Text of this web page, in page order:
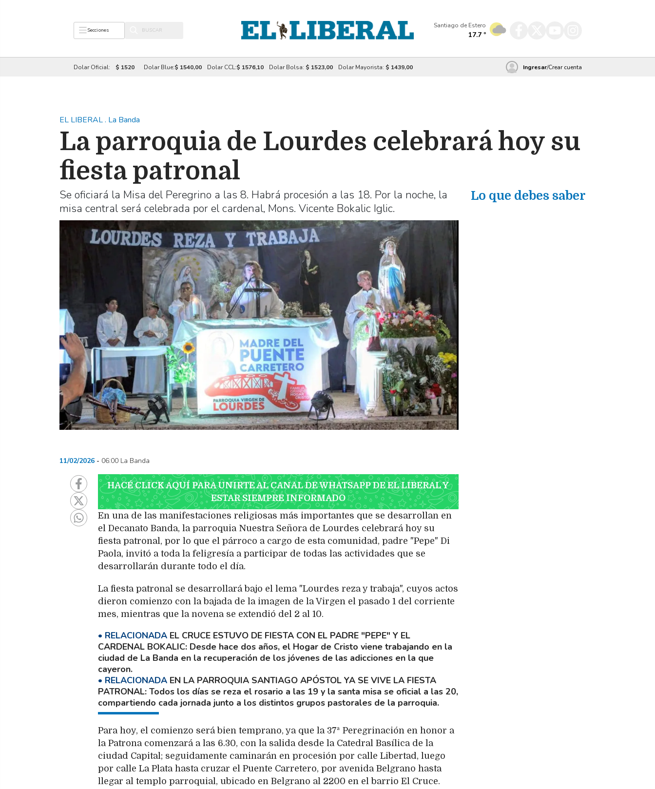
Secciones
Santiago de Estero
17.7 º
Dolar Oficial: $ 1520 Dolar Blue:$ 1540,00 Dolar CCL:$ 1576,10 Dolar Bolsa: $ 1523,00 Dolar Mayorista: $ 1439,00 Ingresar/Crear cuenta
EL LIBERAL. La Banda
La parroquia de Lourdes celebrará hoy su
fiesta patronal
Se oficiará la Misa del Peregrino a las 8. Habrá procesión a las 18. Por la noche, la
misa central será celebrada por el cardenal, Mons. Vicente Bokalic Iglic.
11/02/2026 06:00 La Banda
HACÉ CLICK AQUÍ PARA UNIRTE AL CANAL DE WHATSAPP DE EL LIBERAL Y
ESTAR SIEMPRE INFORMADO
En una de las manifestaciones religiosas más importantes que se desarrollan en
el Decanato Banda, la parroquia Nuestra Señora de Lourdes celebrará hoy su
fiesta patronal, por lo que el párroco a cargo de esta comunidad, padre "Pepe" Di
Paola, invitó a toda la feligresía a participar de todas las actividades que se
desarrollarán durante todo el día.
La fiesta patronal se desarrollará bajo el lema "Lourdes reza y trabaja", cuyos actos
dieron comienzo con la bajada de la imagen de la Virgen el pasado 1 del corriente
mes, mientras que la novena se extendió del 2 al 10.
EL CRUCE ESTUVO DE FIESTA CON EL PADRE "PEPE" Y EL
CARDENAL BOKALIC Desde hace dos años, el Hogar de Cristo viene trabajando en la
ciudad de La Banda en la recuperación de los jóvenes de las adicciones en la que
cayeron.
EN LA PARROQUIA SANTIAGO APÓSTOL YA SE VIVE LA FIESTA
PATRONAL Todos los días se reza el rosario a las 19 y la santa misa se oficial a las 20,
compartiendo cada jornada junto a los distintos grupos pastorales de la parroquia.
Para hoy, el comienzo será bien temprano, ya que la 37ª Peregrinación en honor a
la Patrona comenzará a las 6.30, con la salida desde la Catedral Basílica de la
ciudad Capital; seguidamente caminarán en procesión por calle Libertad, luego
por calle La Plata hasta cruzar el Puente Carretero, por avenida Belgrano hasta
llegar al templo parroquial, ubicado en Belgrano al 2200 en el barrio El Cruce.
Lo que debes saber